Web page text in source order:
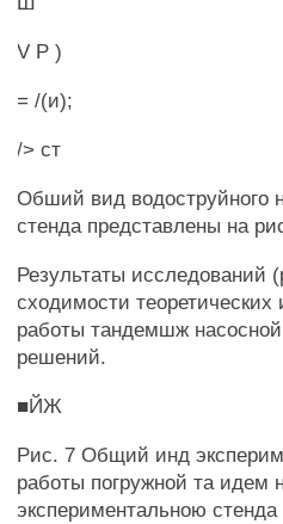
V Р )
= /(и);
/> ст
Обший вид водоструйного
стенда представлены на
Результаты исследований
сходимости
работы тандемшж
решений.
■ЙЖ
Рис. 7 Общий инд
работы погружной та идем
экспериментальною